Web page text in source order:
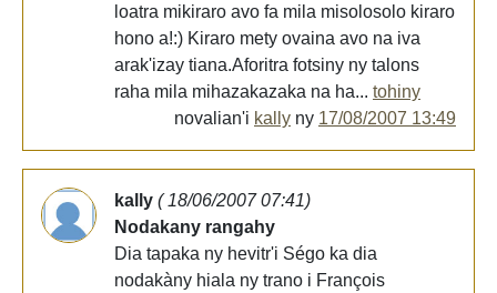
loatra mikiraro avo fa mila misolosolo kiraro
hono a!:) Kiraro mety ovaina avo na iva
arak'izay tiana.Aforitra fotsiny ny talons
raha mila mihazakazaka na ha... tohiny
novalian'i kally ny 17/08/2007 13:49
kally ( 18/06/2007 07:41)
Nodakany rangahy
Dia tapaka ny hevitr'i Ségo ka dia
nodakàny hiala ny trano i François